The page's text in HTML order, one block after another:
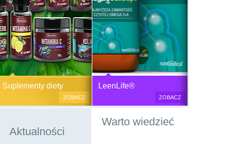
Generator plazmy
Suplementy diety
Suplementy diety, zdrowa żywność i
przeciwbakteryjne, przeciwgrzybicze
ZOBACZ
LeenLife®
ZOBACZ
Aktualności
Warto wiedzieć